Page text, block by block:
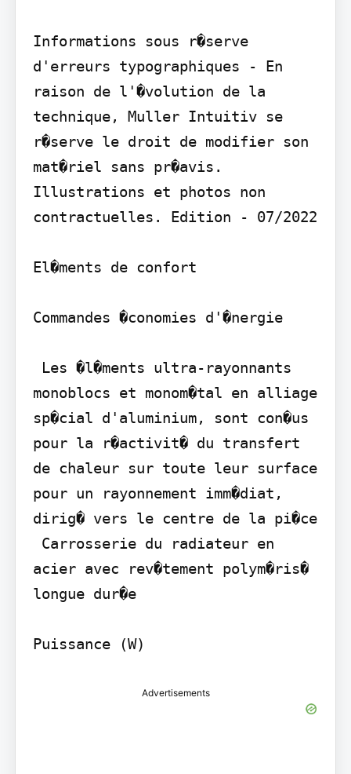
Informations sous r�serve
d'erreurs typographiques - En
raison de l'�volution de la
technique, Muller Intuitiv se
r�serve le droit de modifier son
mat�riel sans pr�avis.
Illustrations et photos non
contractuelles. Edition - 07/2022
El�ments de confort
Commandes �conomies d'�nergie
monoblocs et monom�tal en alliage
sp�cial d'aluminium, sont con�us
pour la r�activit� du transfert
de chaleur sur toute leur surface
pour un rayonnement imm�diat,
dirig� vers le centre de la pi�ce
acier avec rev�tement polym�ris�
longue dur�e
Puissance (W)
Advertisements